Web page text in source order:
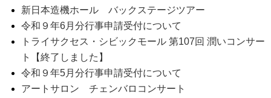
新日本造機ホール バックステージツアー
令和９年6月分行事申請受付について
トライサクセス・シビックモール 第107回 潤いコンサー
ト【終了しました】
令和９年5月分行事申請受付について
アートサロン チェンバロコンサート